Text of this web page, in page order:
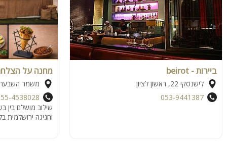
ביירות - beirot
לישנסקי 22, ראשון לציון
053-9441387
מחנה על
משמר
4538028
שילוב מושלם בין
וחגיגה ירושלמית